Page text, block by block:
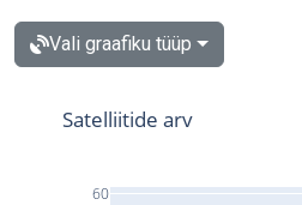
Vali graafiku tüüp
60
Satelliitide arv